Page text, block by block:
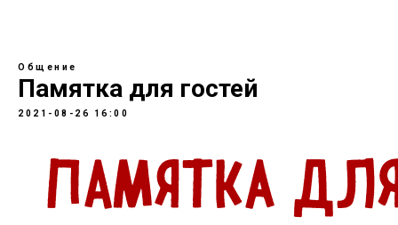
Общение
Памятка для гостей
2021-08-26 16:00